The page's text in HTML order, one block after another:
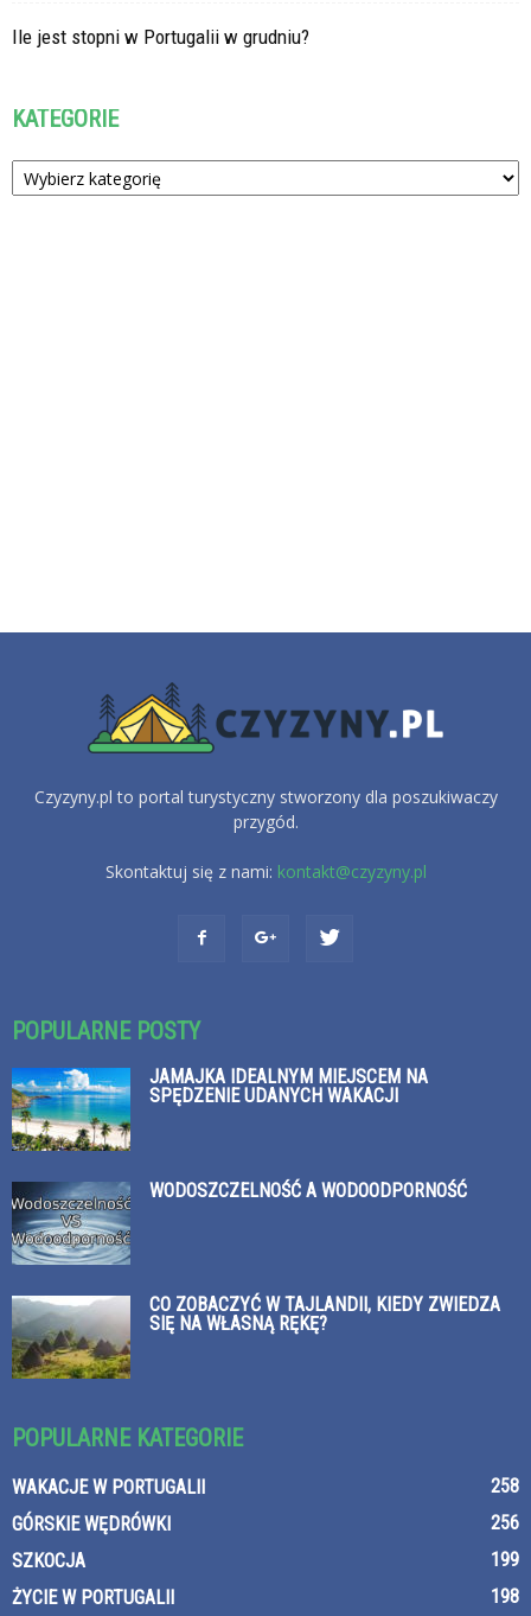
Ile jest stopni w Portugalii w grudniu?
KATEGORIE
Kategorie
Czyzyny.pl to portal turystyczny stworzony dla poszukiwaczy
przygód.
Skontaktuj się z nami: kontakt@czyzyny.pl
POPULARNE POSTY
JAMAJKA IDEALNYM MIEJSCEM NA
SPĘDZENIE UDANYCH WAKACJI
WODOSZCZELNOŚĆ A WODOODPORNOŚĆ
CO ZOBACZYĆ W TAJLANDII, KIEDY ZWIEDZA
SIĘ NA WŁASNĄ RĘKĘ?
POPULARNE KATEGORIE
WAKACJE W PORTUGALII
258
GÓRSKIE WĘDRÓWKI
256
SZKOCJA
199
ŻYCIE W PORTUGALII
198